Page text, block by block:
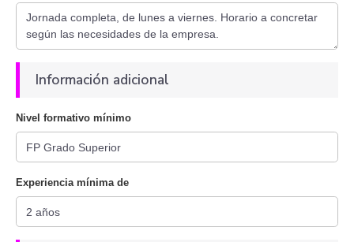
Información adicional
Nivel formativo mínimo
Experiencia mínima de